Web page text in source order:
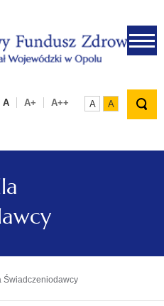
A A+ A++ A A
Świadczeniodawcy